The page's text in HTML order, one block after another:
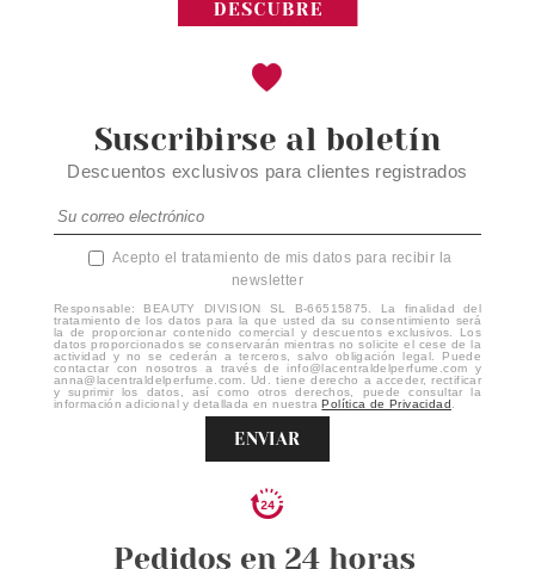
Suscribirse al boletín
Descuentos exclusivos para clientes registrados
Acepto el tratamiento de mis datos para recibir la
newsletter
Responsable: BEAUTY DIVISION SL B-66515875. La finalidad del
tratamiento de los datos para la que usted da su consentimiento será
la de proporcionar contenido comercial y descuentos exclusivos. Los
datos proporcionados se conservarán mientras no solicite el cese de la
actividad y no se cederán a terceros, salvo obligación legal. Puede
contactar con nosotros a través de info@lacentraldelperfume.com y
anna@lacentraldelperfume.com. Ud. tiene derecho a acceder, rectificar
y suprimir los datos, así como otros derechos, puede consultar la
información adicional y detallada en nuestraPolítica de Privacidad
ENVIAR